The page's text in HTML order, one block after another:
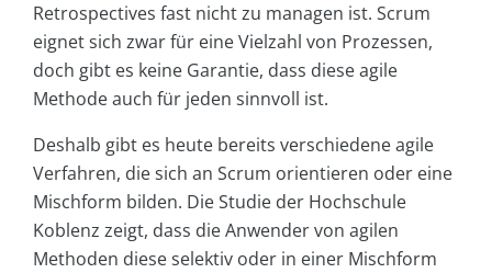
Retrospectives fast nicht zu managen ist. Scrum
eignet sich zwar für eine Vielzahl von Prozessen,
doch gibt es keine Garantie, dass diese agile
Methode auch für jeden sinnvoll ist.
Deshalb gibt es heute bereits verschiedene agile
Verfahren, die sich an Scrum orientieren oder eine
Mischform bilden. Die Studie der Hochschule
Koblenz zeigt, dass die Anwender von agilen
Methoden diese selektiv oder in einer Mischform